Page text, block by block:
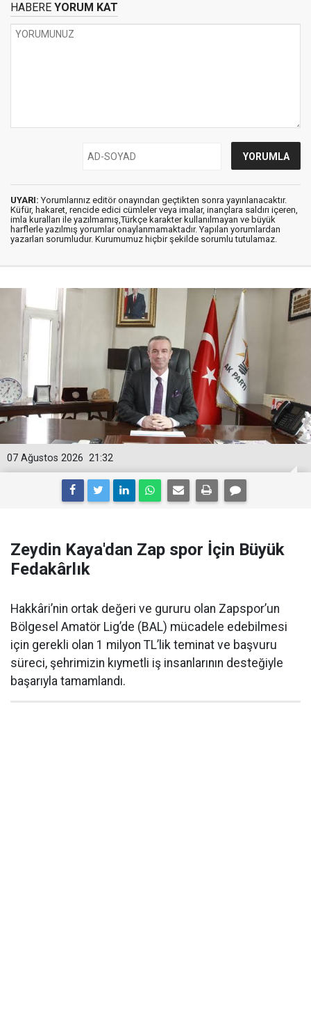
HABERE YORUM KAT
UYARI: Yorumlarınız editör onayından geçtikten sonra yayınlanacaktır.
Küfür, hakaret, rencide edici cümleler veya imalar, inançlara saldırı içeren,
imla kuralları ile yazılmamış,Türkçe karakter kullanılmayan ve büyük
harflerle yazılmış yorumlar onaylanmamaktadır. Yapılan yorumlardan
yazarları sorumludur. Kurumumuz hiçbir şekilde sorumlu tutulamaz.
21:32
07 Ağustos 2026
Zeydin Kaya'dan Zap spor İçin Büyük
Fedakârlık
Hakkâri’nin ortak değeri ve gururu olan Zapspor’un
Bölgesel Amatör Lig’de (BAL) mücadele edebilmesi
için gerekli olan 1 milyon TL’lik teminat ve başvuru
süreci, şehrimizin kıymetli iş insanlarının desteğiyle
başarıyla tamamlandı.